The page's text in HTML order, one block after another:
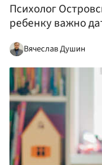
Психолог
ребенку важно
Вячеслав Душин